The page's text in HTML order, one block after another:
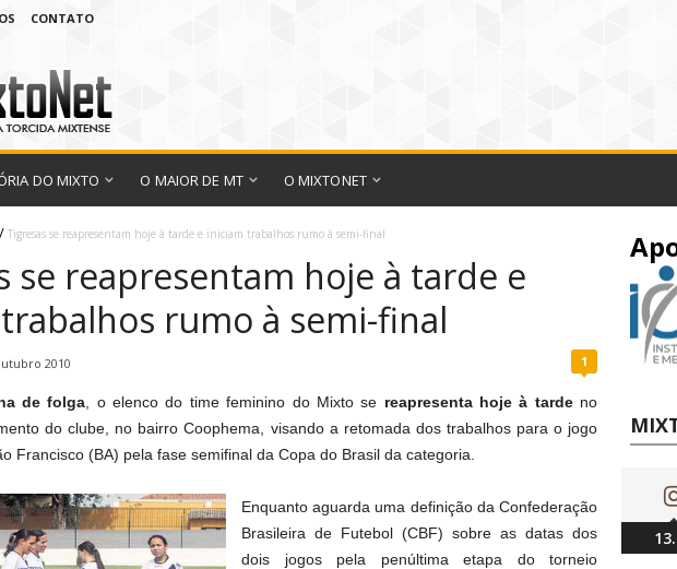
CONTATO
DO MIXTO O MAIOR DE MT O MIXTONET
/ Tigresas se reapresentam hoje à tarde e iniciam trabalhos rumo à semi-final
se reapresentam hoje à tarde e
rumo à semi-final
2010 1
de folga , o elenco do time feminino do Mixto se reapresenta hoje à tardeno
do clube, no bairro Coophema, visando a retomada dos trabalhos para o jogo
Francisco (BA) pela fase semifinal da Copa do Brasil da categoria.
Enquanto aguarda uma definição da Confederação
Brasileira de Futebol (CBF) sobre as datas dos
dois jogos pela penúltima etapa do torneio